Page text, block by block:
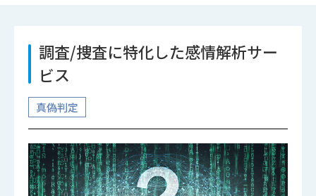
調査/捜査に特化した感情解析サー
ビス
真偽判定